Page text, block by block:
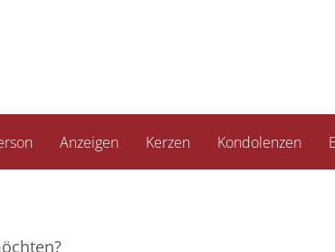
Anzeigen Kerzen Kondolenzen